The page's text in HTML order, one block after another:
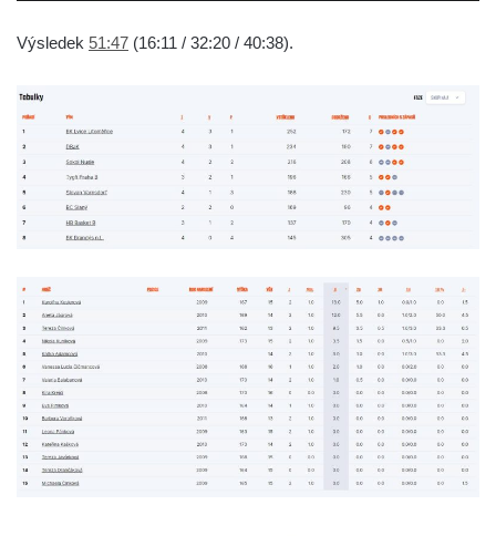
Výsledek 51:47 (16:11 / 32:20 / 40:38).